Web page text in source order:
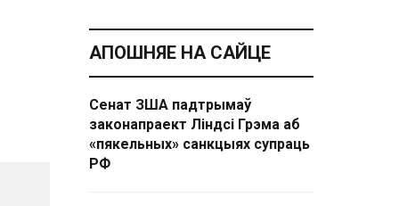
АПОШНЯЕ НА САЙЦЕ
Сенат ЗША падтрымаў
законапраект Ліндсі Грэма аб
«пякельных» санкцыях супраць
РФ